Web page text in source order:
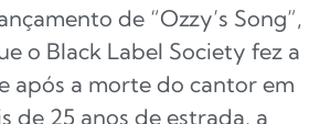
de “Ozzy’s Song”,
o Black Label Society fez a
após a morte do cantor em
de 25 anos de estrada, a